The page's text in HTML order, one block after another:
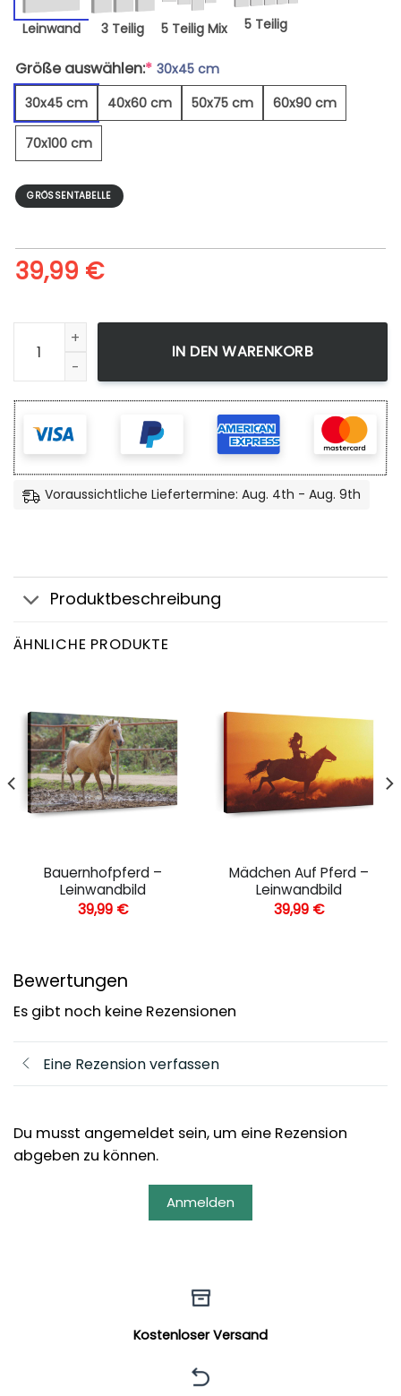
Leinwand 3 Teilig 5 Teilig Mix 5 Teilig
Größe auswählen:* 30x45 cm
30x45 cm
40x60 cm 50x75 cm 60x90 cm
70x100 cm
GRÖSSENTABELLE
39,99 €
Kalt, Aber Schön - Leinwandbild Menge
IN DEN WARENKORB
Voraussichtliche Liefertermine: Aug. 4th - Aug. 9th
Produktbeschreibung
ÄHNLICHE PRODUKTE
Bauernhofpferd –
Leinwandbild
39,99 €
Mädchen Auf Pferd –
Leinwandbild
39,99 €
Bewertungen
Es gibt noch keine Rezensionen
Eine Rezension verfassen
Du musst angemeldet sein, um eine Rezension
abgeben zu können.
Anmelden
Kostenloser Versand